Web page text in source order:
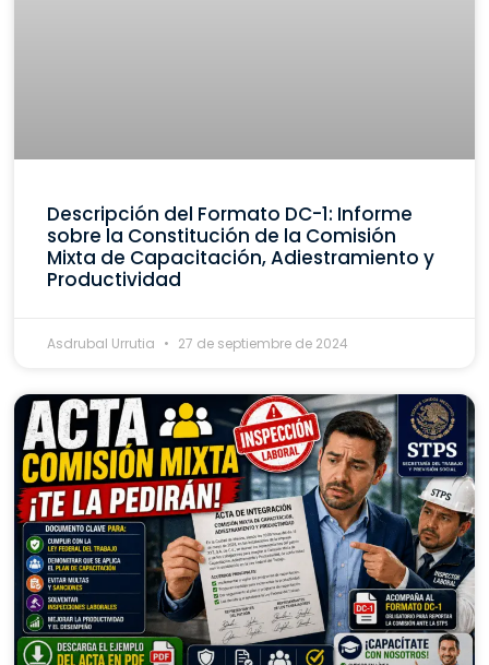
Descripción del Formato DC-1: Informe
sobre la Constitución de la Comisión
Mixta de Capacitación, Adiestramiento y
Productividad
Asdrubal Urrutia 27 de septiembre de 2024